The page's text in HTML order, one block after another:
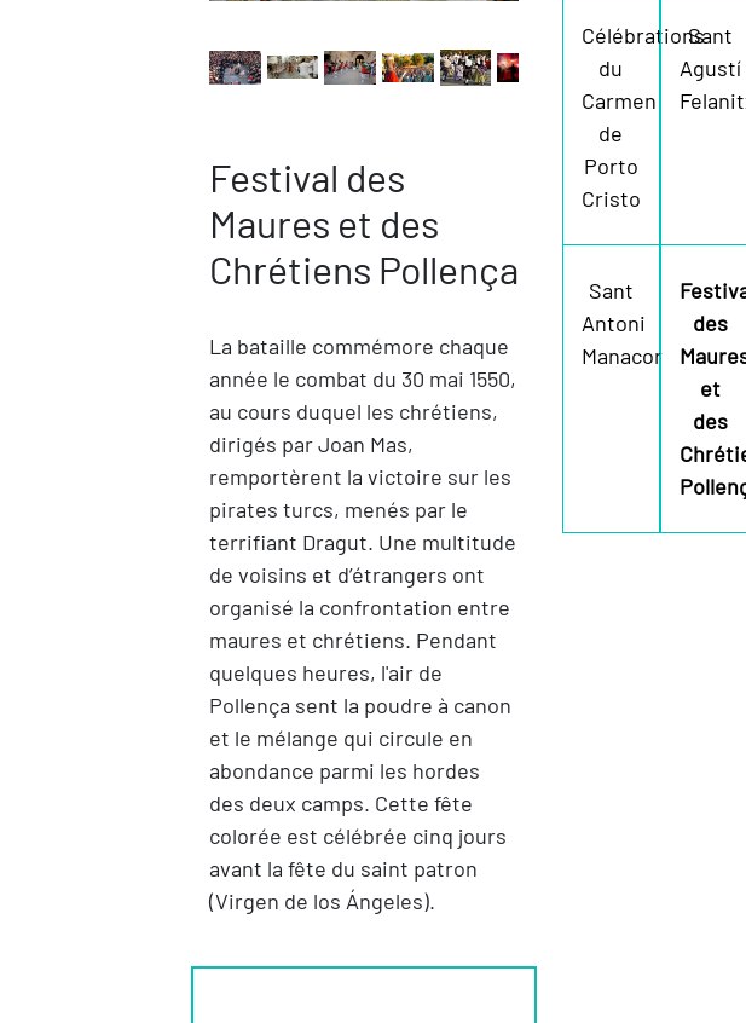
Festival des
Maures et des
Chrétiens Pollença
La bataille commémore chaque
année le combat du 30 mai 1550,
au cours duquel les chrétiens,
dirigés par Joan Mas,
remportèrent la victoire sur les
pirates turcs, menés par le
terrifiant Dragut. Une multitude
de voisins et d’étrangers ont
organisé la confrontation entre
maures et chrétiens. Pendant
quelques heures, l'air de
Pollença sent la poudre à canon
et le mélange qui circule en
abondance parmi les hordes
des deux camps. Cette fête
colorée est célébrée cinq jours
avant la fête du saint patron
(Virgen de los Ángeles).
Célébrations
du
Carmen
de
Porto
Cristo
Sant
Agustí
Sant
Antoni
Manacor
des
et
des